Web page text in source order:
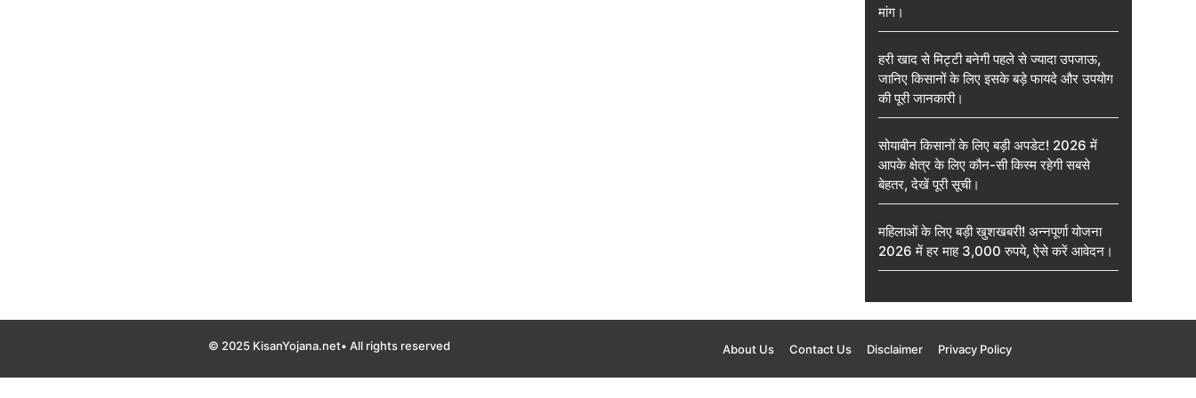
मांग।
हरी खाद से मिट्टी बनेगी पहले से ज्यादा उपजाऊ,
जानिए किसानों के लिए इसके बड़े फायदे और उपयोग
की पूरी जानकारी।
सोयाबीन किसानों के लिए बड़ी अपडेट! 2026 में
आपके क्षेत्र के लिए कौन-सी किस्म रहेगी सबसे
बेहतर, देखें पूरी सूची।
महिलाओं के लिए बड़ी खुशखबरी! अन्नपूर्णा योजना
2026 में हर माह 3,000 रुपये, ऐसे करें आवेदन।
© 2025 KisanYojana.net• All rights reserved About Us Contact Us Disclaimer Privacy Policy